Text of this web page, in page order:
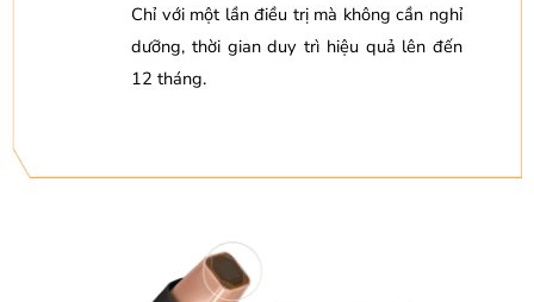
Chỉ với một lần điều trị mà không cần nghỉ
dưỡng, thời gian duy trì hiệu quả lên đến
12 tháng.